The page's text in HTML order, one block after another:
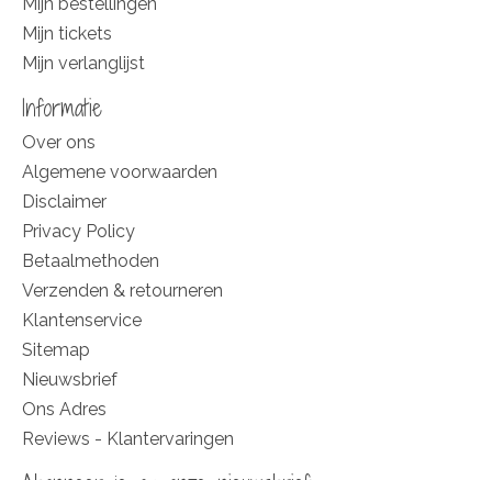
Mijn bestellingen
Mijn tickets
Mijn verlanglijst
Informatie
Over ons
Algemene voorwaarden
Disclaimer
Privacy Policy
Betaalmethoden
Verzenden & retourneren
Klantenservice
Sitemap
Nieuwsbrief
Ons Adres
Reviews - Klantervaringen